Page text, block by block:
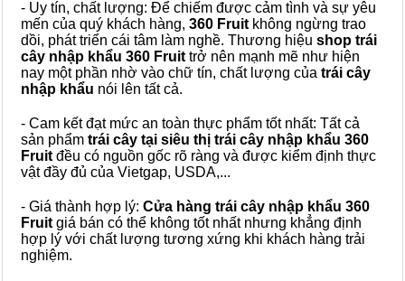
- Uy tín, chất lượng: Để chiếm được cảm tình và sự yêu
mến của quý khách hàng, 360 Fruit không ngừng trao
dồi, phát triển cái tâm làm nghề. Thương hiệu shop trái
cây nhập khẩu 360 Fruit trở nên mạnh mẽ như hiện
nay một phần nhờ vào chữ tín, chất lượng của trái cây
nhập khẩu nói lên tất cả.
- Cam kết đạt mức an toàn thực phẩm tốt nhất: Tất cả
sản phẩm trái cây tại siêu thị trái cây nhập khẩu 360
Fruit đều có nguồn gốc rõ ràng và được kiểm định thực
vật đầy đủ của Vietgap, USDA,...
- Giá thành hợp lý: Cửa hàng trái cây nhập khẩu 360
Fruit giá bán có thể không tốt nhất nhưng khẳng định
hợp lý với chất lượng tương xứng khi khách hàng trải
nghiệm.